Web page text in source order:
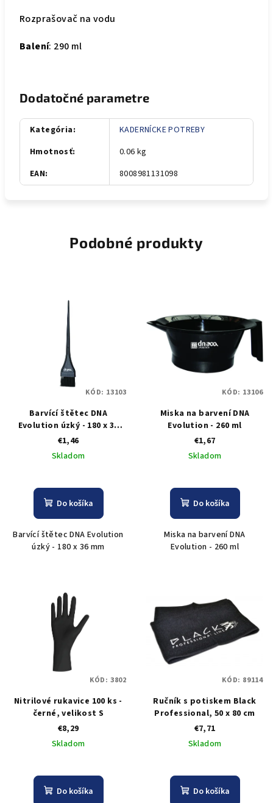
Rozprašovač na vodu
Balení: 290 ml
Dodatočné parametre
Kategória:
KADERNÍCKE POTREBY
Hmotnosť:
0.06 kg
EAN: 8008981131098
Podobné produkty
Barvící štětec DNA
Evolution úzký - 180 x 36
mm
€1,46
Skladom
Do košíka
Barvící štětec DNA Evolution
úzký - 180 x 36 mm
KÓD: 13103
Miska na barvení DNA
Evolution - 260 ml
€1,67
Skladom
Do košíka
Miska na barvení DNA
Evolution - 260 ml
KÓD: 13106
Nitrilové rukavice 100 ks -
černé, velikost S
€8,29
Skladom
Do košíka
KÓD: 3802
Ručník s potiskem Black
Professional, 50 x 80 cm
€7,71
Skladom
Do košíka
KÓD: 89114